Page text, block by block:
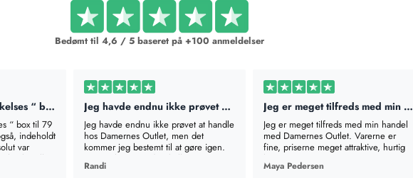
Bedømt til 4,6 / 5 baseret på +100 anmeldelser
Bestilte en “ overraskelses “ box til…
“ box til 79
indeholdt
var
at bestille
Jeg havde endnu ikke prøvet at handle…
Jeg havde endnu ikke prøvet at handle
hos Damernes Outlet, men det
kommer jeg bestemt til at gøre igen.
Det var lige som det skulle være -
varerne passede hver og en og skulle
Randi
Jeg er meget tilfreds med min handel…
Jeg er meget tilfreds med min handel
med Damernes Outlet. Varerne er
fine, priserne meget attraktive, hurtig
levering. TAK!
Maya Pedersen